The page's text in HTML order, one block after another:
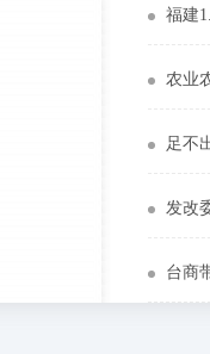
福建
农业
足不
台商